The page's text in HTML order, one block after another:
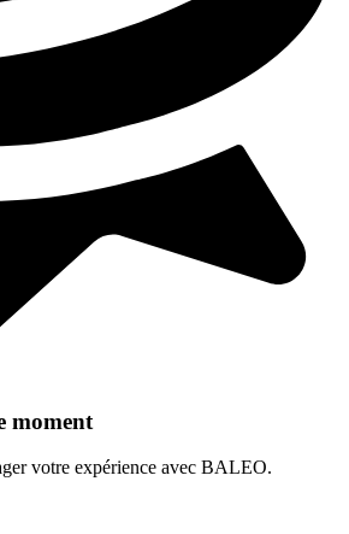
moment
votre expérience avec BALEO.